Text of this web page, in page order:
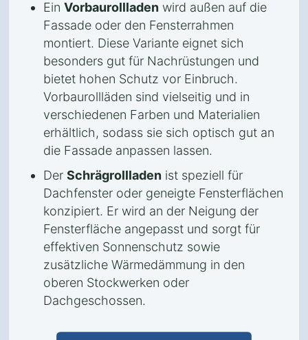
Ein Vorbaurollladen wird außen auf die
Fassade oder den Fensterrahmen
montiert. Diese Variante eignet sich
besonders gut für Nachrüstungen und
bietet hohen Schutz vor Einbruch.
Vorbaurollläden sind vielseitig und in
verschiedenen Farben und Materialien
erhältlich, sodass sie sich optisch gut an
die Fassade anpassen lassen.
Der Schrägrollladen ist speziell für
Dachfenster oder geneigte Fensterflächen
konzipiert. Er wird an der Neigung der
Fensterfläche angepasst und sorgt für
effektiven Sonnenschutz sowie
zusätzliche Wärmedämmung in den
oberen Stockwerken oder
Dachgeschossen.